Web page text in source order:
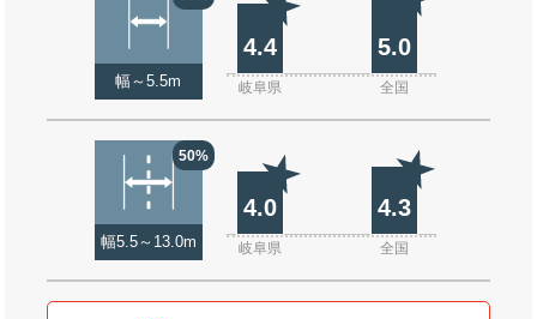
幅～5.5m
4.4 5.0
岐阜県 全国
50%
幅5.5～13.0m
4.0 4.3
岐阜県 全国